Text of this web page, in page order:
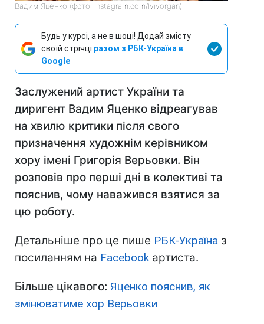
Вадим Яценко (фото: instagram.com/lvivorgan)
Будь у курсі, а не в шоці! Додай змісту
своїй стрічці разом з РБК-Україна в
Google
Заслужений артист України та
диригент Вадим Яценко відреагував
на хвилю критики після свого
призначення художнім керівником
хору імені Григорія Верьовки. Він
розповів про перші дні в колективі та
пояснив, чому наважився взятися за
цю роботу.
Детальніше про це пише РБК-Україна з
посиланням на Facebook артиста.
Більше цікавого: Яценко пояснив, як
змінюватиме хор Верьовки